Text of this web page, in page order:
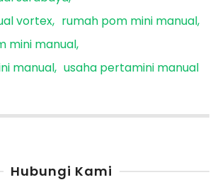
vortex
rumah pom mini manual
mini manual
manual usaha pertamini manual
Hubungi Kami